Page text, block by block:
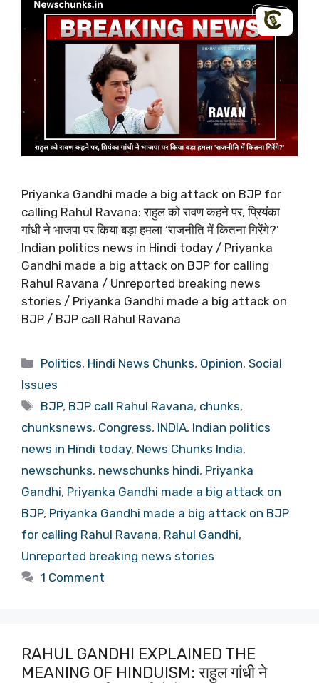
Priyanka Gandhi made a big attack on BJP for
calling Rahul Ravana: राहुल को रावण कहने पर, प्रियंका
गांधी ने भाजपा पर किया बड़ा हमला ‘राजनीति में कितना गिरेंगे?’
Indian politics news in Hindi today / Priyanka
Gandhi made a big attack on BJP for calling
Rahul Ravana / Unreported breaking news
stories / Priyanka Gandhi made a big attack on
BJP / BJP call Rahul Ravana
Categories
Politics, Hindi News Chunks, Opinion,Social
Issues
Tags
BJP, BJP call Rahul Ravana, chunks,
chunksnews, Congress, INDIA, Indian politics
news in Hindi today, News Chunks India,
newschunks, newschunks hindi, Priyanka
Gandhi, Priyanka Gandhi made a big attack on
BJP, Priyanka Gandhi made a big attack on BJP
for calling Rahul Ravana, Rahul Gandhi,
Unreported breaking news stories
1 Comment
RAHUL GANDHI EXPLAINED THE
MEANING OF HINDUISM: राहुल गांधी ने